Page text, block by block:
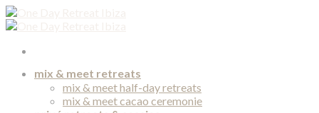
Skip
to
mix & meet retreats
mix & meet half-day retreats
mix & meet cacao ceremonie